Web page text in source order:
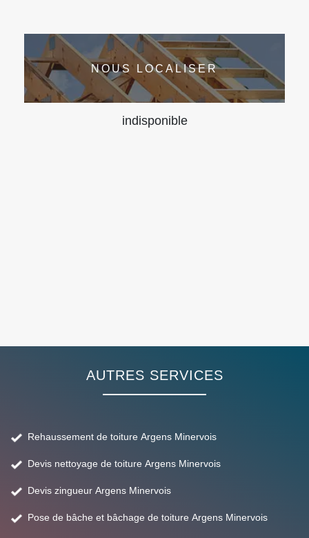
NOUS LOCALISER
indisponible
AUTRES SERVICES
Rehaussement de toiture Argens Minervois
Devis nettoyage de toiture Argens Minervois
Devis zingueur Argens Minervois
Pose de bâche et bâchage de toiture Argens Minervois